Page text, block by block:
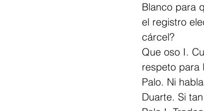
Blanco para
el registro
cárcel?
Que oso I.
respeto para
Palo. Ni
Duarte. Si